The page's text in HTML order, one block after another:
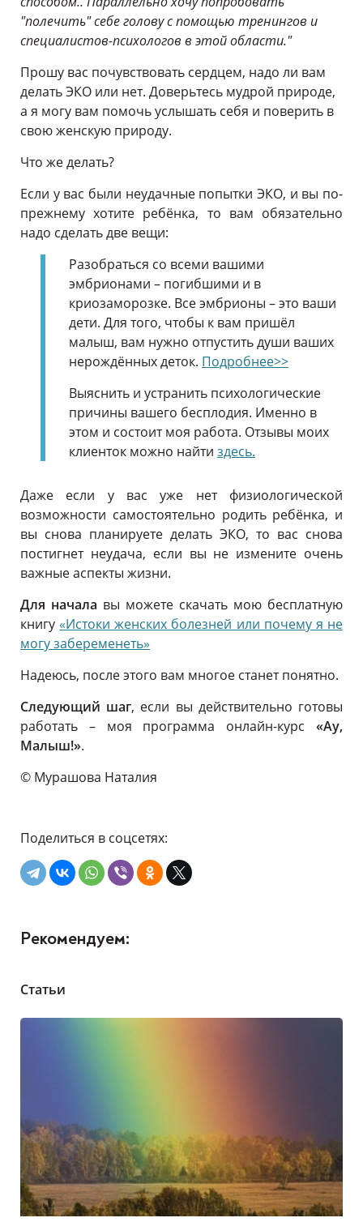
Рекомендуем:
Статьи
"полечить" себе голову с помощью тренингов и
специалистов-психологов в этой области."
Прошу вас почувствовать сердцем, надо ли вам
делать ЭКО или нет. Доверьтесь мудрой природе,
а я могу вам помочь услышать себя и поверить в
свою женскую природу.
Что же делать?
Если у вас были неудачные попытки ЭКО, и вы по-
прежнему хотите ребёнка, то вам обязательно
надо сделать две вещи:
Разобраться со всеми вашими
эмбрионами – погибшими и в
криозаморозке. Все эмбрионы – это ваши
дети. Для того, чтобы к вам пришёл
малыш, вам нужно отпустить души ваших
нерождённых деток. Подробнее>>
Выяснить и устранить психологические
причины вашего бесплодия. Именно в
этом и состоит моя работа. Отзывы моих
клиенток можно найти здесь.
Даже если у вас уже нет физиологической
возможности самостоятельно родить ребёнка, и
вы снова планируете делать ЭКО, то вас снова
постигнет неудача, если вы не измените очень
важные аспекты жизни.
Для начала вы можете скачать мою бесплатную
книгу«Истоки женских болезней или почему я не
могу забеременеть»
Надеюсь, после этого вам многое станет понятно.
Следующий шаг, если вы действительно готовы
работать – моя программа онлайн-курс «Ау,
Малыш!».
© Мурашова Наталия
Поделиться в соцсетях: